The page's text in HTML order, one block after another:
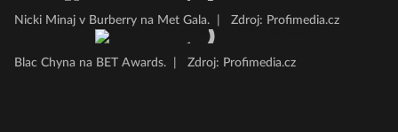
Nicki Minaj v Burberry na Met Gala. Zdroj: Profimedia.cz
Blac Chyna na BET Awards. Zdroj: Profimedia.cz